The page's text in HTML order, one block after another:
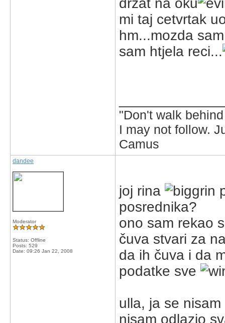
drzat na oku
mi taj cetvrtak
hm...mozda
sam htjela reci...
"Don't walk
I may not follow.
Camus
dandee
Moderator
Status: Offline
Posts: 529
Date: 09:26 Jan 22, 2008
joj rina
posrednika?
ono sam rekao
čuva stvari za
da ih čuva i da
podatke sve
ulla, ja se
nisam odlazio